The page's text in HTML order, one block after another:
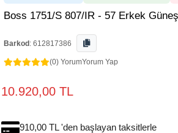
Boss 1751/S 807/IR - 57 Erkek
Barkod : 612817386
(0) YorumYorum Yap
10.920,00 TL
910,00 TL 'den başlayan taksitlerle